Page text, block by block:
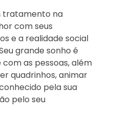
tratamento na
com seus
e a realidade social
grande sonho é
as pessoas, além
quadrinhos, animar
pela sua
pelo seu